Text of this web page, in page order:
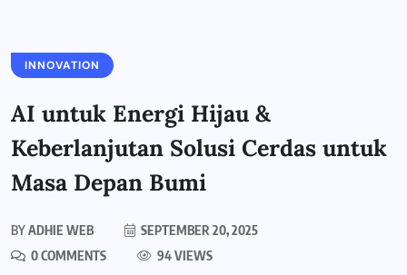
INNOVATION
AI untuk Energi Hijau &
Keberlanjutan Solusi Cerdas untuk
Masa Depan Bumi
BYADHIE WEB
SEPTEMBER 20, 2025
0 COMMENTS
94 VIEWS